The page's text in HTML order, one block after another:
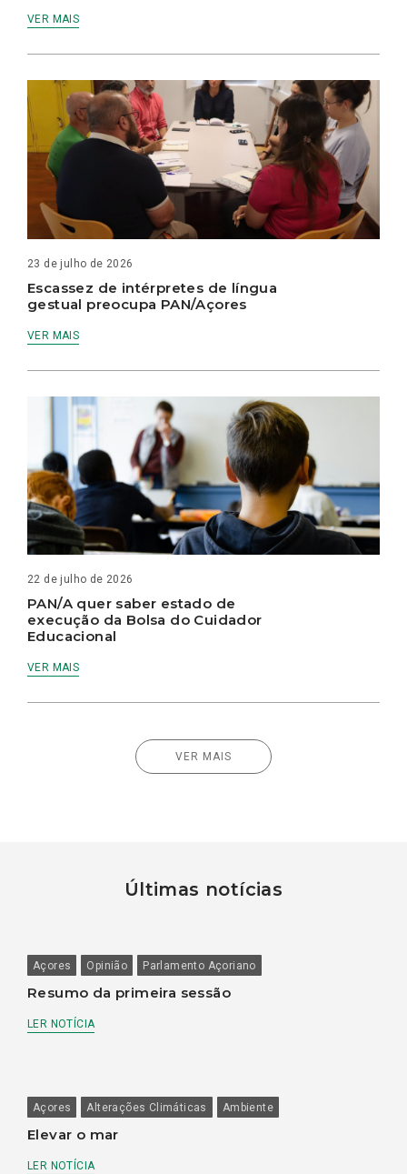
VER MAIS
23 de julho de 2026
Escassez de intérpretes de língua
gestual preocupa PAN/Açores
VER MAIS
22 de julho de 2026
PAN/A quer saber estado de
execução da Bolsa do Cuidador
Educacional
VER MAIS
VER MAIS
Últimas notícias
Açores Opinião Parlamento Açoriano
Resumo da primeira sessão
LER NOTÍCIA
Açores Alterações Climáticas Ambiente
Elevar o mar
LER NOTÍCIA